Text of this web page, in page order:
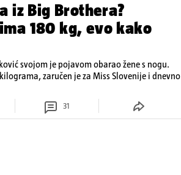
iz Big Brothera?
180 kg, evo kako
svojom je pojavom obarao žene s nogu.
zaručen je za Miss Slovenije i dnevno
31